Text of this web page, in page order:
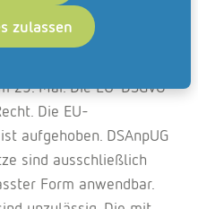
zulassen
leiten.
25. Mai. Die EU-DSGVO
Die EU-
aufgehoben. DSAnpUG
sind ausschließlich
Form anwendbar.